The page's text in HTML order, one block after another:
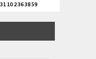
10 2 36 38 59